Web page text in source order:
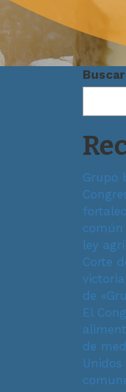
Buscar
Grupo
ley
Corte
de
El
de